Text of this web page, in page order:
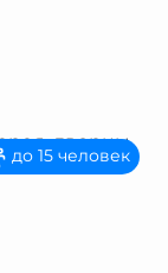
до 15 человек